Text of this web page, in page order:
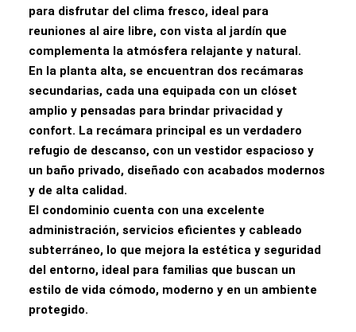
para disfrutar del clima fresco, ideal para
reuniones al aire libre, con vista al jardín que
complementa la atmósfera relajante y natural.
En la planta alta, se encuentran dos recámaras
secundarias, cada una equipada con un clóset
amplio y pensadas para brindar privacidad y
confort. La recámara principal es un verdadero
refugio de descanso, con un vestidor espacioso y
un baño privado, diseñado con acabados modernos
y de alta calidad.
El condominio cuenta con una excelente
administración, servicios eficientes y cableado
subterráneo, lo que mejora la estética y seguridad
del entorno, ideal para familias que buscan un
estilo de vida cómodo, moderno y en un ambiente
protegido.